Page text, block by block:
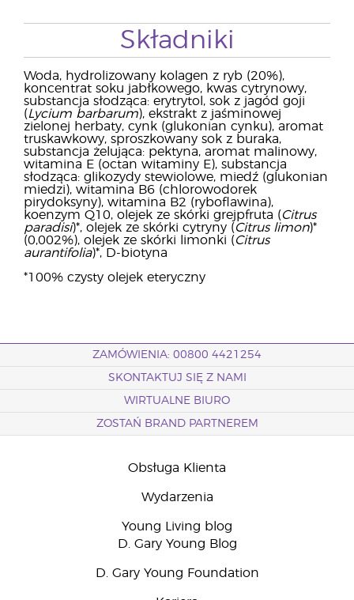
Składniki
Woda, hydrolizowany kolagen z ryb (20%),
koncentrat soku jabłkowego, kwas cytrynowy,
substancja słodząca: erytrytol, sok z jagód goji
(Lycium barbarum), ekstrakt z jaśminowej
zielonej herbaty, cynk (glukonian cynku), aromat
truskawkowy, sproszkowany sok z buraka,
substancja żelująca: pektyna, aromat malinowy,
witamina E (octan witaminy E), substancja
słodząca: glikozydy stewiolowe, miedź (glukonian
miedzi), witamina B6 (chlorowodorek
pirydoksyny), witamina B2 (ryboflawina),
koenzym Q10, olejek ze skórki grejpfruta (Citrus
paradisi)*, olejek ze skórki cytryny (Citrus limon)*
(0,002%), olejek ze skórki limonki (Citrus
aurantifolia)*, D-biotyna
*100% czysty olejek eteryczny
ZAMÓWIENIA: 00800 4421254
SKONTAKTUJ SIĘ Z NAMI
WIRTUALNE BIURO
ZOSTAŃ BRAND PARTNEREM
Obsługa Klienta
Wydarzenia
Young Living blog
D. Gary Young Blog
D. Gary Young Foundation